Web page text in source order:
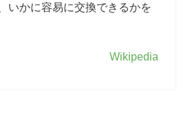
いかに容易に交換できるかを
Wikipedia